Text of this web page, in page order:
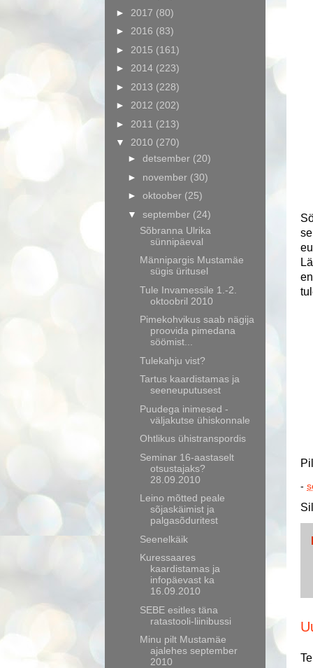
-
► 2017 (80)
► 2016 (83)
► 2015 (161)
► 2014 (223)
► 2013 (228)
► 2012 (202)
► 2011 (213)
▼ 2010 (270)
► detsember (20)
► november (30)
► oktoober (25)
▼ september (24)
Sõbranna Ulrika
sünnipäeval
Männipargis Mustamäe
sügis üritusel
Tule Invamessile 1.-2.
oktoobril 2010
Pimekohvikus saab nägija
proovida pimedana
söömist...
Tulekahju vist?
Tartus kaardistamas ja
seeneuputusest
Puudega inimesed -
väljakutse ühiskonnale
Ohtlikus ühistranspordis
Seminar 16-aastaselt
otsustajaks?
28.09.2010
Leino mõtted peale
sõjaskäimist ja
palgasõduritest
Seenelkäik
Kuressaares
kaardistamas ja
infopäevast ka
16.09.2010
SEBE esitles täna
ratastooli-liinibussi
Minu pilt Mustamäe
ajalehes september
2010